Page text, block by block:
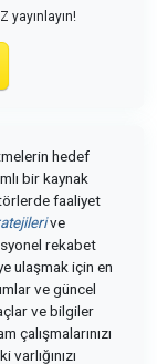
yayınlayın!
hedef
bir kaynak
faaliyet
ve
rekabet
ulaşmak için en
ve güncel
ve bilgiler
çalışmalarınızı